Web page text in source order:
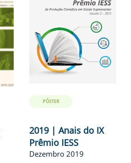
PÔSTER
2019 | Anais do IX
Prêmio IESS
Dezembro 2019